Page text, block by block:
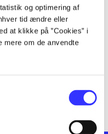
og optimering af
tid ændre eller
at klikke på ”Cookies” i
mere om de anvendte